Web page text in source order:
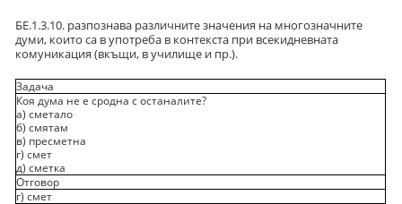
БЕ.1.3.10. разпознава различните значения на многозначните
думи, които са в употреба в контекста при всекидневната
комуникация (вкъщи, в училище и пр.).
Задача
Коя дума не е сродна с останалите?
а) сметало
б) смятам
в) пресметна
г) смет
д) сметка
Отговор
г) смет